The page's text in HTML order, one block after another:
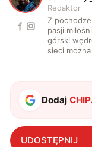
Redaktor
Z
pasji
górski
sieci
Dodaj
UDOSTĘPNIJ